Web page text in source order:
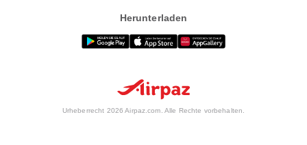
Herunterladen
Urheberrecht 2026 Airpaz.com. Alle Rechte vorbehalten.